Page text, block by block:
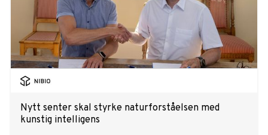
Nytt senter skal styrke naturforståelsen med
kunstig intelligens